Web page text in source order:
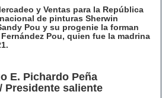
y Ventas para la República
de pinturas Sherwin
Pou y su progenie la forman
Pou, quien fue la madrina
E. Pichardo Peña
Presidente saliente